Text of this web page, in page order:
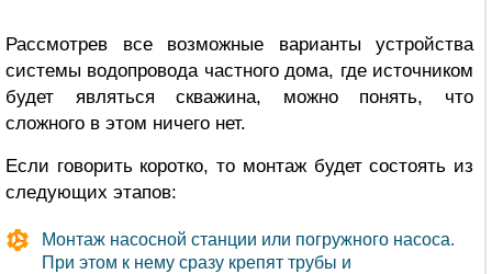
Рассмотрев все возможные варианты устройства
системы водопровода частного дома, где источником
будет являться скважина, можно понять, что
сложного в этом ничего нет.
Если говорить коротко, то монтаж будет состоять из
следующих этапов:
Монтаж насосной станции или погружного насоса.
При этом к нему сразу крепят трубы и